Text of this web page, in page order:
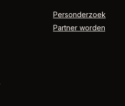
Personderzoek
Partner worden